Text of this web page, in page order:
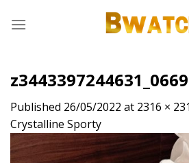
Published 26/05/2022 at 2316 ×
Crystalline Sporty